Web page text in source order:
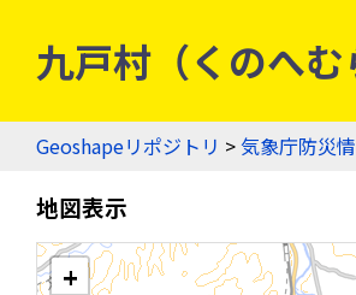
九戸村（くのへ
Geoshapeリポジトリ >気象庁防災
地図表示
+